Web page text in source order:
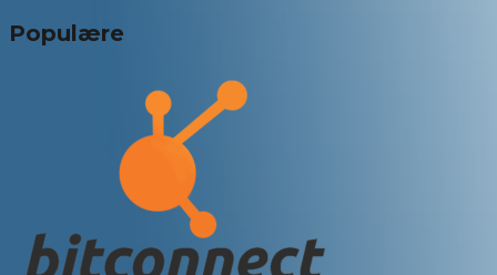
Populære